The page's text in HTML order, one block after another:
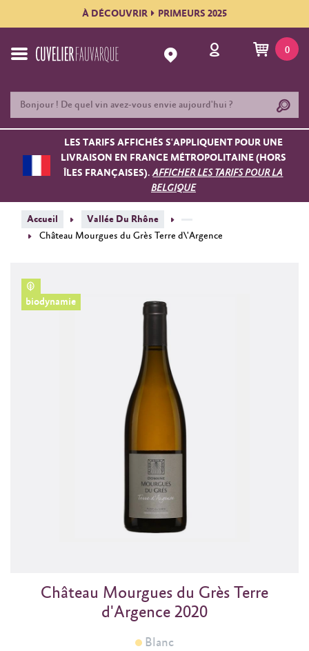
À DÉCOUVRIR PRIMEURS 2025
0
LES TARIFS AFFICHÉS S'APPLIQUENT POUR UNE
LIVRAISON EN FRANCE MÉTROPOLITAINE (HORS
ÎLES FRANÇAISES).AFFICHER LES TARIFS POUR LA
BELGIQUE
Accueil
Vallée Du Rhône
Château Mourgues du Grès Terre d\'Argence
biodynamie
Château Mourgues du Grès Terre
d'Argence 2020
Blanc